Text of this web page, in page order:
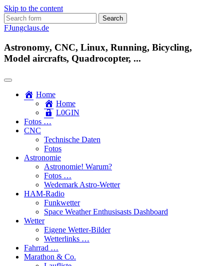
Skip to the content
Search
for:
FJungclaus.de
Astronomy, CNC, Linux, Running, Bicycling,
Model aircrafts, Quadrocopter, ...
Home
Home
L​0​​GIN
Fotos …
CNC
Technische Daten
Fotos
Astronomie
Astronomie! Warum?
Fotos …
Wedemark Astro-Wetter
HAM-Radio
Funkwetter
Space Weather Enthusisasts Dashboard
Wetter
Eigene Wetter-Bilder
Wetterlinks …
Fahrrad …
Marathon & Co.